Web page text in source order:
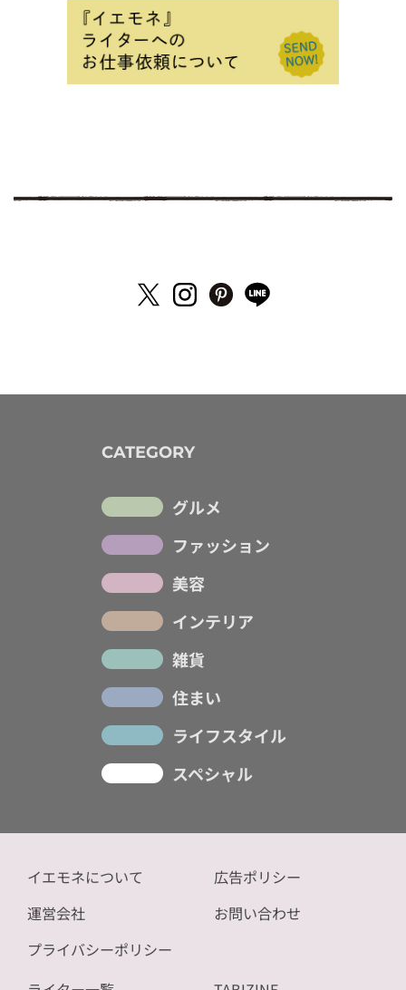
CATEGORY
グルメ
ファッション
美容
インテリア
雑貨
住まい
ライフスタイル
スペシャル
イエモネについて
運営会社
プライバシーポリシー
広告ポリシー
お問い合わせ